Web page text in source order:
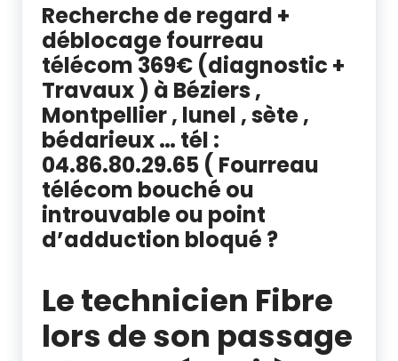
Recherche de regard +
déblocage fourreau
télécom 369€ (diagnostic +
Travaux ) à Béziers ,
Montpellier , lunel , sète ,
bédarieux … tél :
04.86.80.29.65 ( Fourreau
télécom bouché ou
introuvable ou point
d’adduction bloqué ?
Le technicien Fibre
lors de son passage